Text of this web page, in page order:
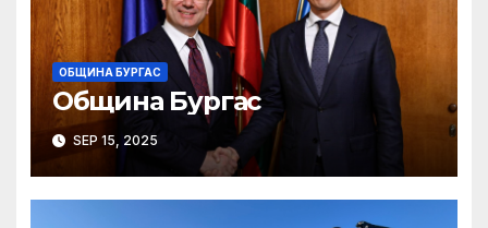
ОБЩИНА БУРГАС
Община Бургас
SEP 15, 2025